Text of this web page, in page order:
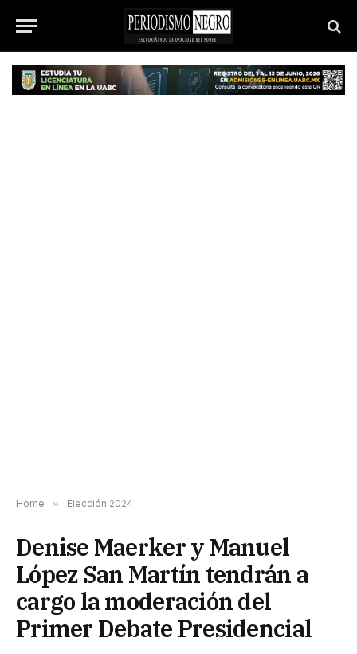
Home » Elección 2024
Denise Maerker y Manuel
López San Martín tendrán a
cargo la moderación del
Primer Debate Presidencial